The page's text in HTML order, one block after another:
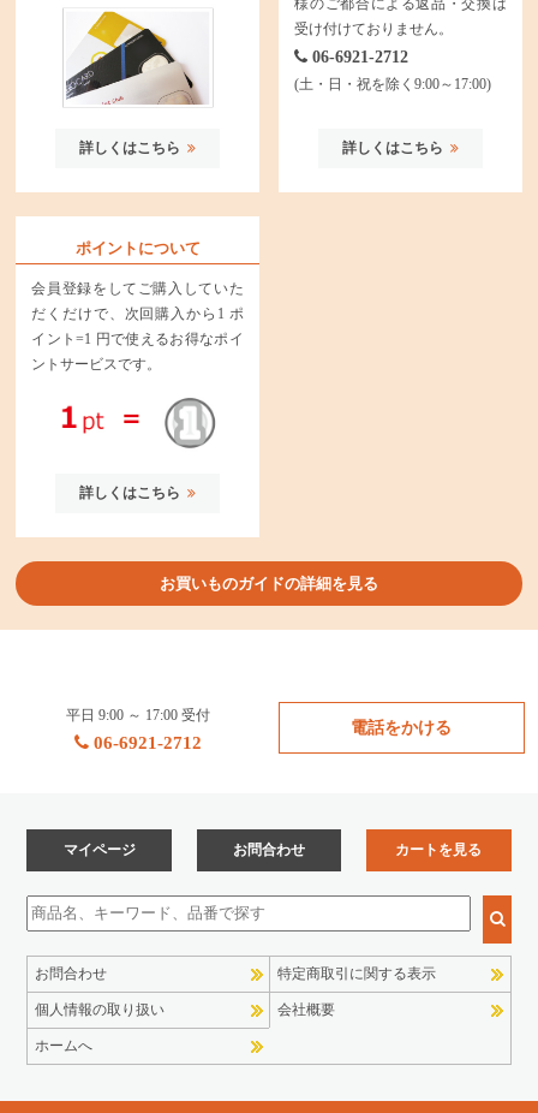
詳しくはこちら
受け付けておりません。
06-6921-2712
(土・日・祝を除く9:00～17:00)
詳しくはこちら
ポイントについて
会員登録をしてご購入していた
だくだけで、次回購入から1 ポ
イント=1 円で使えるお得なポイ
ントサービスです。
詳しくはこちら
お買いものガイドの詳細を見る
平日 9:00 ～ 17:00 受付
06-6921-2712
電話をかける
マイページ お問合わせ カートを見る
お問合わせ 特定商取引に関する表示
個人情報の取り扱い 会社概要
ホームへ